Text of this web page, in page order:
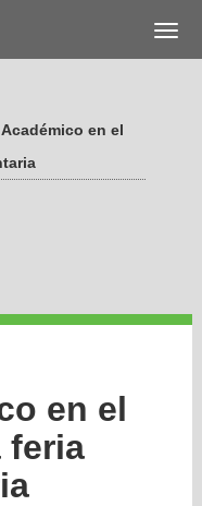
en el
en el
feria